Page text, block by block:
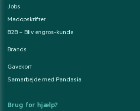
Jobs
Madopskrifter
B2B – Bliv engros-kunde
Brands
Gavekort
Samarbejde med Pandasia
Brug for hjælp?